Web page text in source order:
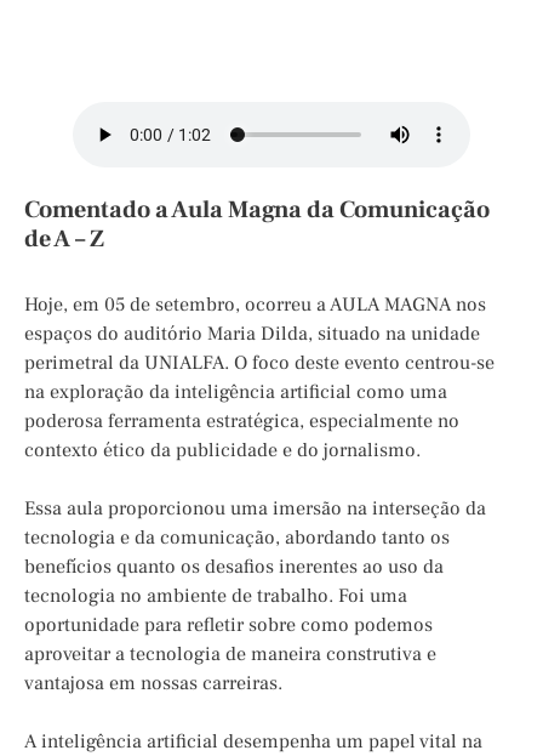
Comentado a Aula Magna da Comunicação
de A – Z
Hoje, em 05 de setembro, ocorreu a AULA MAGNA nos
espaços do auditório Maria Dilda, situado na unidade
perimetral da UNIALFA. O foco deste evento centrou-se
na exploração da inteligência artificial como uma
poderosa ferramenta estratégica, especialmente no
contexto ético da publicidade e do jornalismo.
Essa aula proporcionou uma imersão na interseção da
tecnologia e da comunicação, abordando tanto os
benefícios quanto os desafios inerentes ao uso da
tecnologia no ambiente de trabalho. Foi uma
oportunidade para refletir sobre como podemos
aproveitar a tecnologia de maneira construtiva e
vantajosa em nossas carreiras.
A inteligência artificial desempenha um papel vital na